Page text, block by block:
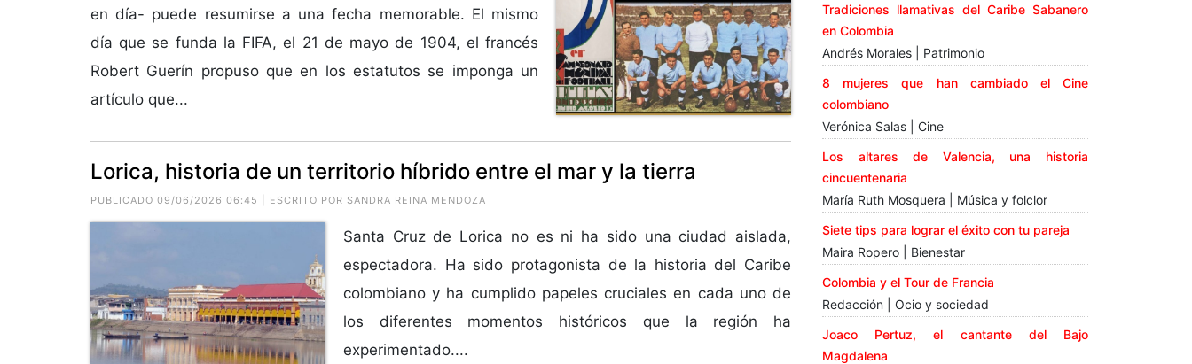
en día- puede resumirse a una fecha memorable. El mismo
día que se funda la FIFA, el 21 de mayo de 1904, el francés
Robert Guerín propuso que en los estatutos se imponga un
artículo que...
Lorica, historia de un territorio híbrido entre el mar y la tierra
PUBLICADO 09/06/2026 06:45 | ESCRITO POR SANDRA REINA MENDOZA
Santa Cruz de Lorica no es ni ha sido una ciudad aislada,
espectadora. Ha sido protagonista de la historia del Caribe
colombiano y ha cumplido papeles cruciales en cada uno de
los diferentes momentos históricos que la región ha
experimentado....
Tradiciones llamativas del Caribe Sabanero
en Colombia
Andrés Morales | Patrimonio
8 mujeres que han cambiado el Cine
colombiano
Verónica Salas | Cine
Los altares de Valencia, una historia
cincuentenaria
María Ruth Mosquera | Música y folclor
Siete tips para lograr el éxito con tu pareja
Maira Ropero | Bienestar
Colombia y el Tour de Francia
Redacción | Ocio y sociedad
Joaco Pertuz, el cantante del Bajo
Magdalena